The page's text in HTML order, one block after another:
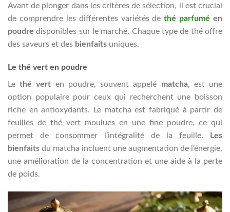
Avant de plonger dans les critères de sélection, il est crucial
de comprendre les différentes variétés dethé parfumé en
poudre disponibles sur le marché. Chaque type de thé offre
des saveurs et des bienfaits uniques.
Le thé vert en poudre
Lethé vert en poudre, souvent appelé matcha, est une
option populaire pour ceux qui recherchent une boisson
riche en antioxydants. Le matcha est fabriqué à partir de
feuilles de thé vert moulues en une fine poudre, ce qui
permet de consommer l’intégralité de la feuille.
Les
bienfaits du matcha incluent une augmentation de l’énergie,
une amélioration de la concentration et une aide à la perte
de poids.